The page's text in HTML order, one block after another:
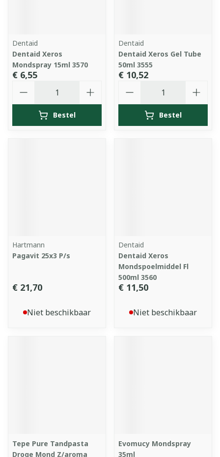
Dentaid
Dentaid Xeros
Mondspray 15ml 3570
€ 6,55
Bestel
Dentaid
Dentaid Xeros Gel Tube
50ml 3555
€ 10,52
Bestel
Hartmann
Pagavit 25x3 P/s
€ 21,70
Niet beschikbaar
Dentaid
Dentaid Xeros
Mondspoelmiddel Fl
500ml 3560
€ 11,50
Niet beschikbaar
Tepe Pure Tandpasta
Droge Mond Z/aroma
Evomucy Mondspray
35ml